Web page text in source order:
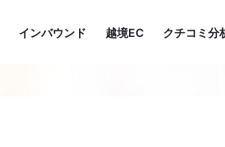
インバウンド 越境EC クチコミ分